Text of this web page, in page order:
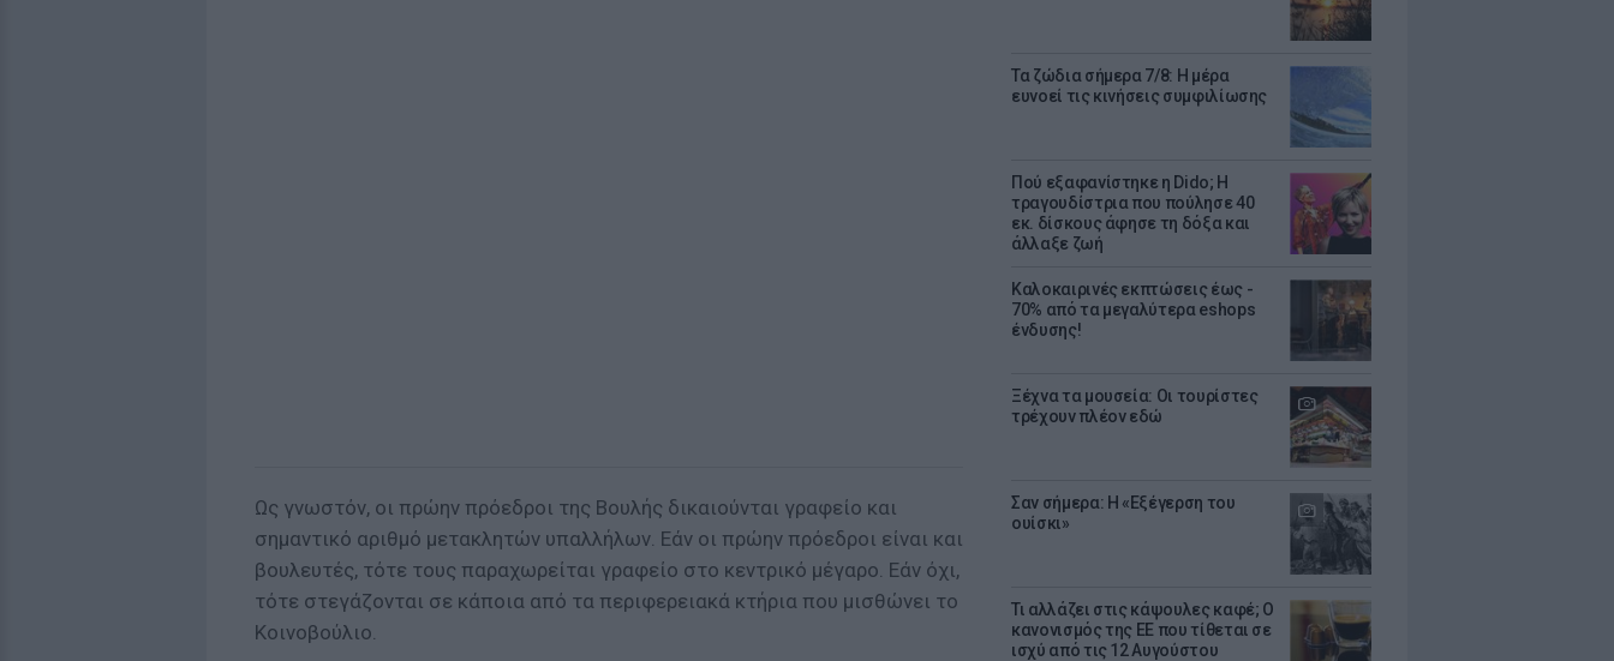
Τα ζώδια σήμερα 7/8: Η μέρα
ευνοεί τις κινήσεις συμφιλίωσης
Πού εξαφανίστηκε η Dido; Η
τραγουδίστρια που πούλησε 40
εκ. δίσκους άφησε τη δόξα και
άλλαξε ζωή
Καλοκαιρινές εκπτώσεις έως -
70% από τα μεγαλύτερα eshops
ένδυσης!
Ξέχνα τα μουσεία: Οι τουρίστες
τρέχουν πλέον εδώ
Σαν σήμερα: Η «Εξέγερση του
ουίσκι»
Τι αλλάζει στις κάψουλες καφέ; Ο
κανονισμός της ΕΕ που τίθεται σε
ισχύ από τις 12 Αυγούστου
Ως γνωστόν, οι πρώην πρόεδροι της Βουλής δικαιούνται γραφείο και
σημαντικό αριθμό μετακλητών υπαλλήλων. Εάν οι πρώην πρόεδροι είναι και
βουλευτές, τότε τους παραχωρείται γραφείο στο κεντρικό μέγαρο. Εάν όχι,
τότε στεγάζονται σε κάποια από τα περιφερειακά κτήρια που μισθώνει το
Κοινοβούλιο.